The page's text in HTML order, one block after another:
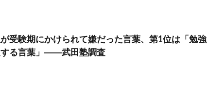
受験期にかけられて嫌だった言葉、第1位は「勉強
する言葉」――武田塾調査